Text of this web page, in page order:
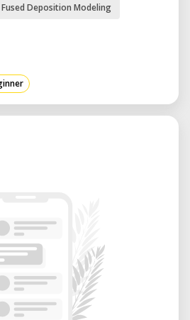
und Tipps zur
oder der Besuch
sind
wird der volle
Fused Deposition Modeling